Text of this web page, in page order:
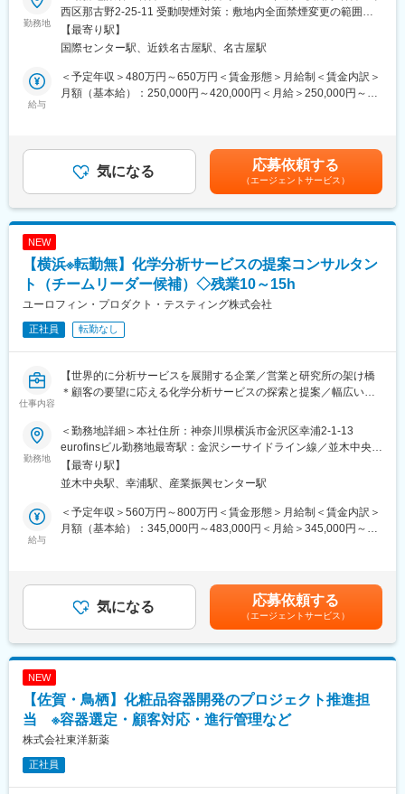
の活用
※「水処理薬剤を売る」ことがゴールではなく、顧客の操業課題・
改善目標に向き合う営業スタイルです
※業界未経験の方でも、入社後の体系的な教育およびOJTを通じて
業務を習得していただけます！
■企業魅力
ナルコウォータージャパン株式会社（NWJ）は、水処理・プロセ
新たな体制でスタートします。
NWJは、その事業・技術・顧客との信頼関係を確実に引き継ぎな
がら、組織としては「新生NWJ」としての第一フェーズにありま
す。
は、これから形にしていく。そんな希少なタイミングでの募集で
す！
変更の範囲：会社の定める業務
1973年設立、神奈川県川崎市に本社をおき、表面処理剤（防錆塗
装剤）の開発・製造・販売と技術供与を行う当社にて、技術営業
として、業務に従事していただきます。
※入社後1カ月間、本社にて自社製品の研修を受けていただき、そ
の後、名古屋に拠点を置く、株式会社エヌ・シー・ゼットに出向
していただきます。
す。
例えば、鉄はそのままではサビやすいですが、表面処理剤を使っ
てコーティングするとサビにくくなります。このように、表面処
す。
■具体的な業務内容
・既存顧客への技術サポートおよび営業活動
・処理工程の安定化、不具合発生時の原因調査・対策
■組織体制
しており、計2名の少数精鋭チームです。
アットホームな雰囲気の中で、各メンバーが協力し合いながら業
務を進めています。
■就業環境
基本的には出向先の会社のオフィス(名古屋駅)に出社となります。
時間によっては、顧客先への訪問は直行直帰も可能です。
企業：株式会社エヌ・シー・ゼット
勤務地：名古屋市西区那古野2-25-11
同社は、鉄粉のトップメーカーDOWAIPクリエイションが開発し
が開発した高耐食性薄膜ハイブリットコート「ユニメット(R)」な
どの販売会社です。
勤務地
西区那古野2-25-11 受動喫煙対策：敷地内全面禁煙変更の範囲：
会社の定める事業所（リモートワーク含む）
【最寄り駅】
国際センター駅、近鉄名古屋駅、名古屋駅
給与
＜予定年収＞480万円～650万円＜賃金形態＞月給制＜賃金内訳＞
月額（基本給）：250,000円～420,000円＜月給＞250,000円～
時間外他諸手当含＞・40歳（大卒）7,000,000＜時間外他諸手当
含＞賃金はあくまでも目安の金額であり、選考を通じて上下する
可能性があります。月給(月額)は固定手当を含めた表記です。
気になる 応募依頼する
（エージェントサービス）
NEW
【横浜※転勤無】化学分析サービスの提案コンサルタン
ト（チームリーダー候補）◇残業10～15h
ユーロフィン・プロダクト・テスティング株式会社
正社員 転勤なし
仕事内容
【世界的に分析サービスを展開する企業／営業と研究所の架け橋
＊顧客の要望に応える化学分析サービスの探索と提案／幅広い分
■業務概要
当社の分析サービスコンサルタント（ASM）は、営業・ラボ部門
と密接に協働し、営業と研究所の間の架け橋として機能します。
主な責任は、お客様の望む適切な分析のご提案をし、受託後は、
品質・納期ともに担保した形で顧客へ報告書の発行をお任せ致し
ます。
ASMチームのリーダー候補として、サービス品質の向上や業績管
■業務詳細
・営業担当者と連携しながら、必要に応じてオンライン会議で技
術的な説明部分の対応
・試験範囲の説明や分析の品質レベルの維持
・日本市場向けの分析技術サポートに関する資料の作成
■扱うサービス
勤務地
＜勤務地詳細＞本社住所：神奈川県横浜市金沢区幸浦2-1-13
eurofinsビル勤務地最寄駅：金沢シーサイドライン線／並木中央
駅・幸浦駅受動喫煙対策：屋内全面禁煙変更の範囲：会社の定め
る事業所
【最寄り駅】
並木中央駅、幸浦駅、産業振興センター駅
給与
＜予定年収＞560万円～800万円＜賃金形態＞月給制＜賃金内訳＞
月額（基本給）：345,000円～483,000円＜月給＞345,000円～
象外となります。賃金はあくまでも目安の金額であり、選考を通
じて上下する可能性があります。月給(月額)は固定手当を含めた表
気になる 応募依頼する
（エージェントサービス）
NEW
【佐賀・鳥栖】化粧品容器開発のプロジェクト推進担
当 ※容器選定・顧客対応・進行管理など
株式会社東洋新薬
正社員